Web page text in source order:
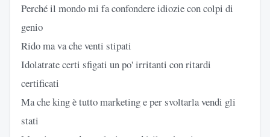
Perché il mondo mi fa confondere idiozie con colpi di
genio
Rido ma va che venti stipati
Idolatrate certi sfigati un po' irritanti con ritardi
certificati
Ma che king è tutto marketing e per svoltarla vendi gli
stati